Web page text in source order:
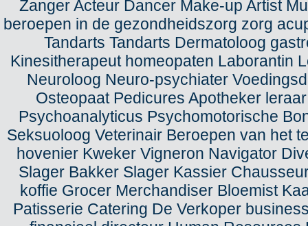
Zanger Acteur Dancer Make-up Artist
beroepen in de gezondheidszorg zorg
Tandarts Tandarts Dermatoloog
Kinesitherapeut homeopaten Laborantin
Neuroloog Neuro-psychiater
Osteopaat Pedicures Apotheker
Psychoanalyticus Psychomotorische
Seksuoloog Veterinair Beroepen van het
hovenier Kweker Vigneron Navigator
Slager Bakker Slager Kassier
koffie Grocer Merchandiser Bloemist
Patisserie Catering De Verkoper